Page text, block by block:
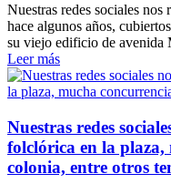
Nuestras redes sociales
hace algunos años,
su viejo edificio de avenida
Leer más
Nuestras redes
folclórica en la
colonia, entre otros